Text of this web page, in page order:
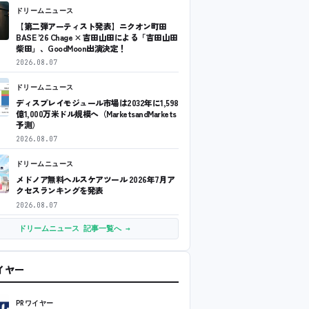
ドリームニュース
【第二弾アーティスト発表】ニクオン町田
BASE ’26 Chage × 吉田山田による「吉田山田
柴田」、GoodMoon出演決定！
2026.08.07
ドリームニュース
ディスプレイモジュール市場は2032年に1,598
億1,000万米ドル規模へ（MarketsandMarkets
予測）
2026.08.07
ドリームニュース
メドノア無料ヘルスケアツール 2026年7月ア
クセスランキングを発表
2026.08.07
ドリームニュース 記事一覧へ →
ヤー
PRワイヤー